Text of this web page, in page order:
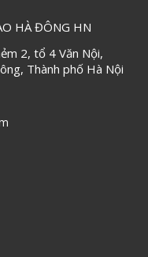
HÀ ĐÔNG HN
2, tổ 4 Văn Nội,
Thành phố Hà Nội